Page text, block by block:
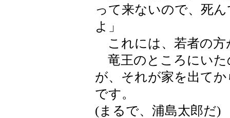
って来ないので、死
よ」
これには、若者の方
竜王のところにいた
が、それが家を出て
です。
(まるで、浦島太郎だ)